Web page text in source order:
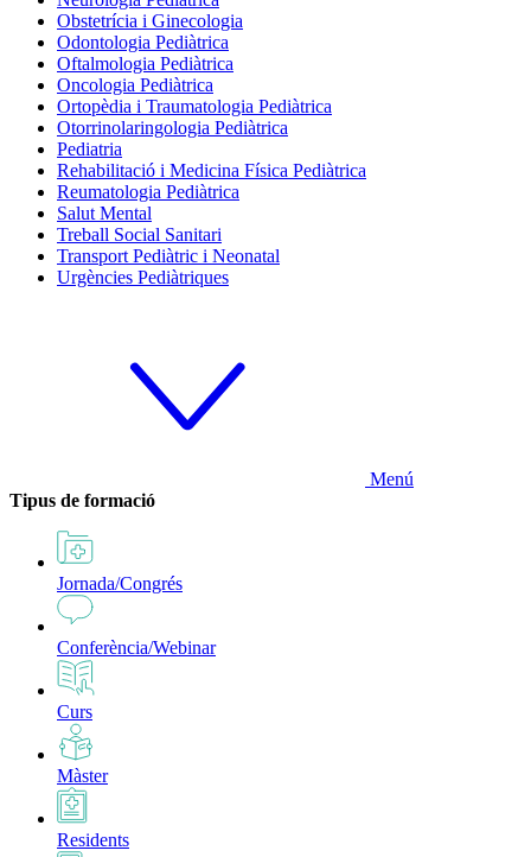
Obstetrícia i Ginecologia
Odontologia Pediàtrica
Oftalmologia Pediàtrica
Oncologia Pediàtrica
Ortopèdia i Traumatologia Pediàtrica
Otorrinolaringologia Pediàtrica
Pediatria
Rehabilitació i Medicina Física Pediàtrica
Reumatologia Pediàtrica
Salut Mental
Treball Social Sanitari
Transport Pediàtric i Neonatal
Urgències Pediàtriques
Menú
Tipus de formació
Jornada/Congrés
Conferència/Webinar
Curs
Màster
Residents